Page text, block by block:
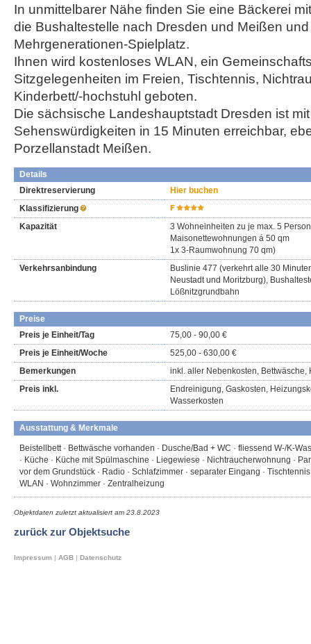
In unmittelbarer Nähe finden Sie eine Bäckerei
die Bushaltestelle nach Dresden und Meißen
Mehrgenerationen-Spielplatz.
Ihnen wird kostenloses WLAN, ein
Sitzgelegenheiten im Freien, Tischtennis,
Kinderbett/-hochstuhl geboten.
Die sächsische Landeshauptstadt Dresden ist
Sehenswürdigkeiten in 15 Minuten erreichbar,
Porzellanstadt Meißen.
Details
Direktreservierung
Hier buchen
Klassifizierung
Kapazität
3 Wohneinheiten zu je max. 5
Maisonettewohnungen á 50 qm
1x 3-Raumwohnung 70 qm)
Verkehrsanbindung
Buslinie 477 (verkehrt alle 30
Neustadt und Moritzburg),
Lößnitzgrundbahn
Preise
Preis je Einheit/Tag
75,00 - 90,00 €
Preis je Einheit/Woche
525,00 - 630,00 €
Bemerkungen
inkl. aller Nebenkosten, Bettwäsche,
Preis inkl.
Endreinigung, Gaskosten,
Wasserkosten
Ausstattung & Merkmale
Beistellbett · Bettwäsche vorhanden · Dusche/Bad + WC · fliessend W-/K-
· Küche · Küche mit Spülmaschine · Liegewiese · Nichtraucherwohnung ·
vor dem Grundstück · Radio · Schlafzimmer · separater Eingang ·
WLAN · Wohnzimmer · Zentralheizung
Objektdaten zuletzt aktualisiert am 23.8.2023
zurück zur Objektsuche
Impressum | AGB | Datenschutz